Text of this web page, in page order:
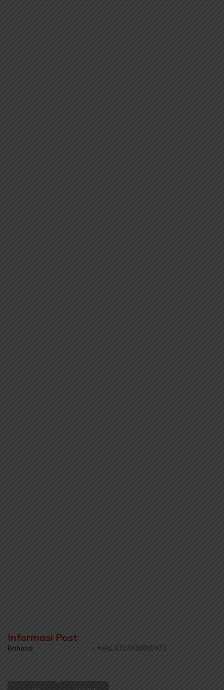
Informasi Post
Bahasa : field_6213439005972